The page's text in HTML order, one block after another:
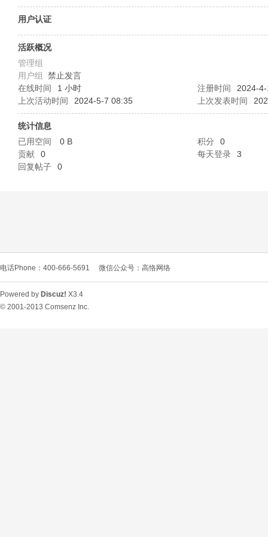
L
用户认证
活跃概况
管理组
用户组 禁止发言
在线时间
1 小时 注册时间
2024-
上次活动时间
2024-5-7 08:35 上次发表时间
统计信息
已用空间
0 B 积分
0
贡献
0 每天登录
3
回复帖子
0
电话Phone：400-666-5691 微信公众号：高恪网络
Powered by Discuz! X3.4
© 2001-2013 Comsenz Inc.